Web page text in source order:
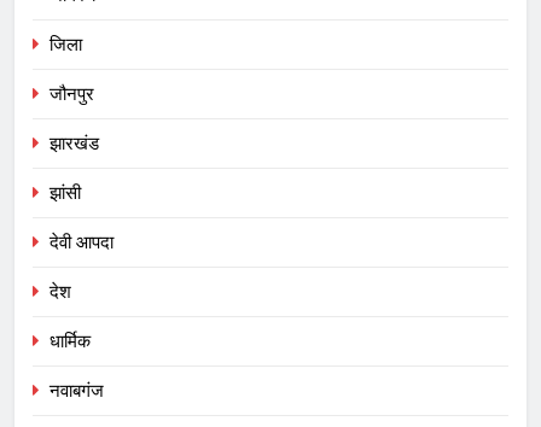
जिला
जौनपुर
झारखंड
झांसी
देवी आपदा
देश
धार्मिक
नवाबगंज